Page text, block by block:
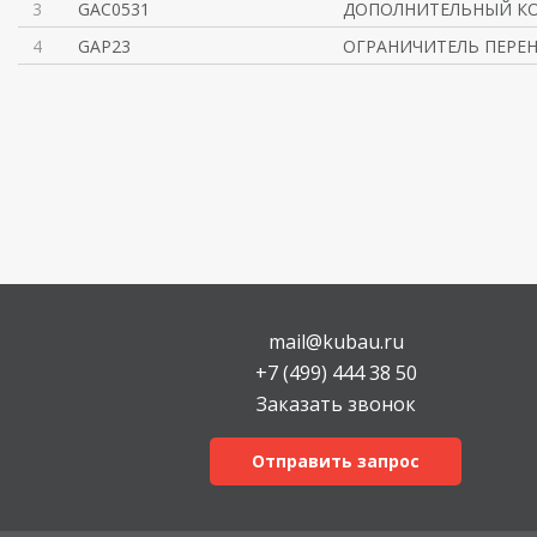
3 GAC0531
ДОПОЛНИТЕЛЬНЫЙ
4
GAP23 ОГРАНИЧИТЕЛЬ
mail@kubau.ru
+7 (499) 444 38 50
Заказать звонок
Отправить запрос